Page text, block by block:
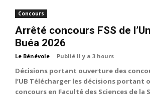
Concours
Arrêté concours FSS de
Buéa 2026
Le Bénévole - Publié Il y a 3 hours
Décisions portant ouverture des
l’UB Télécharger les décisions portant
concours en Faculté des Sciences de la